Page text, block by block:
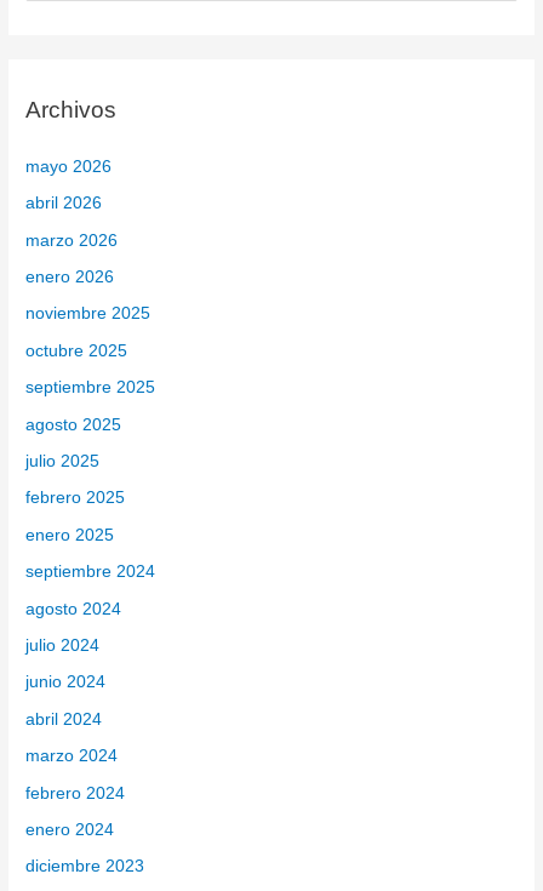
a
o
r
:
Archivos
mayo 2026
abril 2026
marzo 2026
enero 2026
noviembre 2025
octubre 2025
septiembre 2025
agosto 2025
julio 2025
febrero 2025
enero 2025
septiembre 2024
agosto 2024
julio 2024
junio 2024
abril 2024
marzo 2024
febrero 2024
enero 2024
diciembre 2023